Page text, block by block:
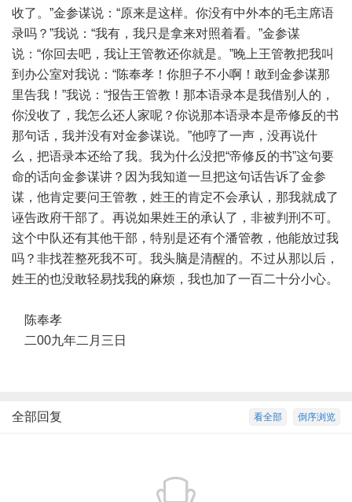
收了。”金参谋说：“原来是这样。你没有中外本的毛主席语
录吗？”我说：“我有，我只是拿来对照着看。”金参谋
说：“你回去吧，我让王管教还你就是。”晚上王管教把我叫
到办公室对我说：“陈奉孝！你胆子不小啊！敢到金参谋那
里告我！”我说：“报告王管教！那本语录本是我借别人的，
你没收了，我怎么还人家呢？你说那本语录本是帝修反的书
那句话，我并没有对金参谋说。”他哼了一声，没再说什
么，把语录本还给了我。我为什么没把“帝修反的书”这句要
命的话向金参谋讲？因为我知道一旦把这句话告诉了金参
谋，他肯定要问王管教，姓王的肯定不会承认，那我就成了
诬告政府干部了。再说如果姓王的承认了，非被判刑不可。
这个中队还有其他干部，特别是还有个潘管教，他能放过我
吗？非找茬整死我不可。我头脑是清醒的。不过从那以后，
姓王的也没敢轻易找我的麻烦，我也加了一百二十分小心。
陈奉孝
二00九年二月三日
倒序浏览
看全部
全部回复